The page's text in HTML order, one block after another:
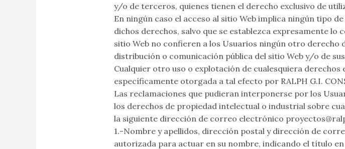
y/o de terceros, quienes tienen el derecho exclusivo de
En ningún caso el acceso al sitio Web implica ningún tipo
dichos derechos, salvo que se establezca expresamente
sitio Web no confieren a los Usuarios ningún otro
distribución o comunicación pública del sitio Web y/o de
Cualquier otro uso o explotación de cualesquiera
específicamente otorgada a tal efecto por RALPH G.I.
Las reclamaciones que pudieran interponerse por los
los derechos de propiedad intelectual o industrial sobre
la siguiente dirección de correo electrónico
1.-Nombre y apellidos, dirección postal y dirección de
autorizada para actuar en su nombre, indicando el título